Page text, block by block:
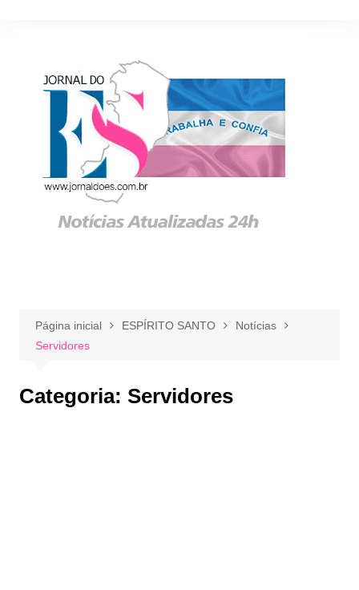
Página inicial ESPÍRITO SANTO
Notícias
Servidores
Categoria: Servidores